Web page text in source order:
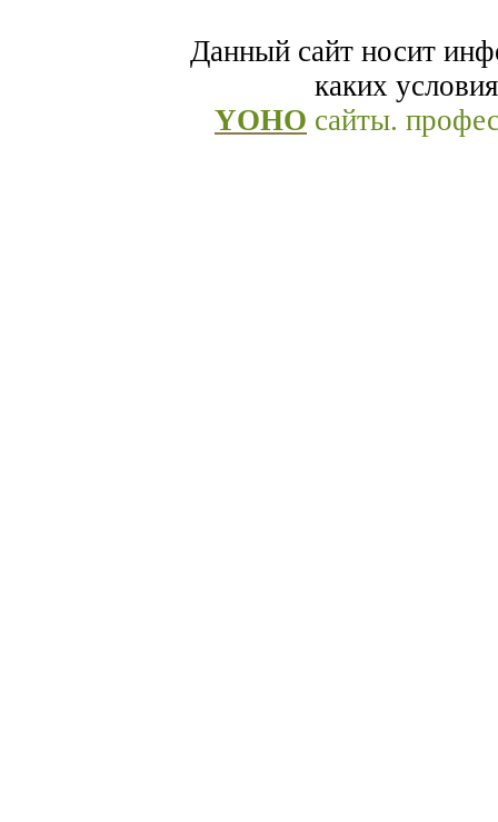
Данный сайт носит
каких
YOHO сайты.